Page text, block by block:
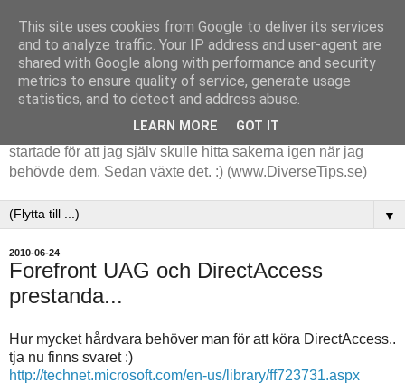
Tips och tankar kring de saker jag stöter på i arbetet. Det
startade för att jag själv skulle hitta sakerna igen när jag
behövde dem. Sedan växte det. :) (www.DiverseTips.se)
▼
2010-06-24
Forefront UAG och DirectAccess
prestanda...
Hur mycket hårdvara behöver man för att köra DirectAccess..
tja nu finns svaret :)
http://technet.microsoft.com/en-us/library/ff723731.aspx
This site uses cookies from Google to deliver its services
and to analyze traffic. Your IP address and user-agent are
shared with Google along with performance and security
metrics to ensure quality of service, generate usage
statistics, and to detect and address abuse.
LEARN MORE GOT IT